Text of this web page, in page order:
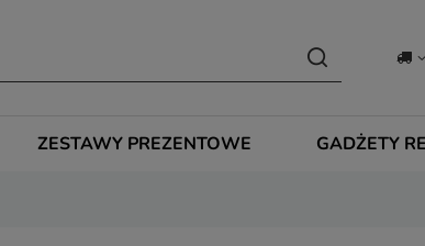
ZESTAWY PREZENTOWE GADŻETY